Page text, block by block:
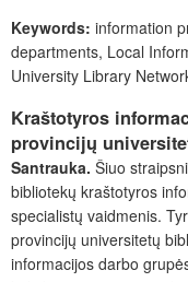
Keywords: information
departments, Local
University Library
Kraštotyros
provincijų
Santrauka. Šiuo
bibliotekų kraštotyros
specialistų vaidmenis.
provincijų universitetų
informacijos darbo